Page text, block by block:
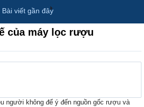
luận chung
của máy lọc rượu
người không để ý đến nguồn gốc rượu và
Bài viết gần đây